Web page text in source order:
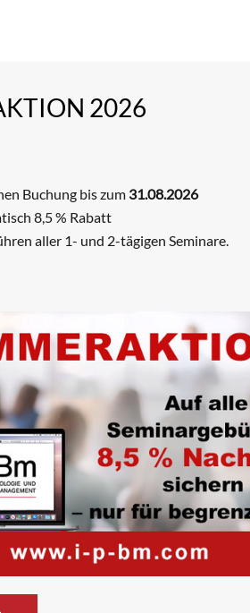
2026
Buchung bis zum 31.08.2026
8,5 % Rabatt
aller 1- und 2-tägigen Seminare.